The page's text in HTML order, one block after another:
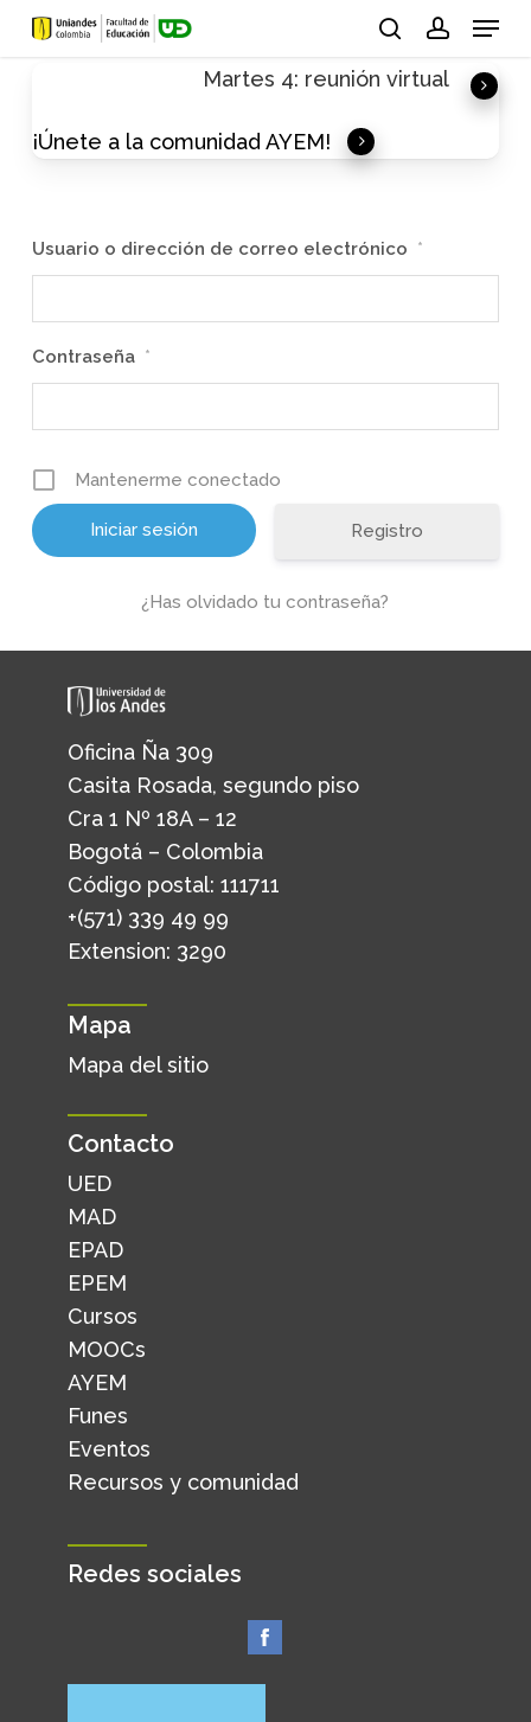
Skip
Menu
Martes 4: reunión virtual
¡Únete a la comunidad AYEM!
Usuario o dirección de correo electrónico *
Contraseña *
Mantenerme conectado
Registro
¿Has olvidado tu contraseña?
Oficina Ña 309
Casita Rosada, segundo piso
Cra 1 Nº 18A – 12
Bogotá – Colombia
Código postal: 111711
+(571) 339 49 99
Extension: 3290
Mapa
Mapa del sitio
Contacto
UED
MAD
EPAD
EPEM
Cursos
MOOCs
AYEM
Funes
Eventos
Recursos y comunidad
Redes sociales